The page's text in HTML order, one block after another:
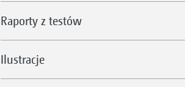
Raporty z testów
Ilustracje